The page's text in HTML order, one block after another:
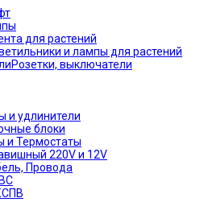
для растений
и лампы для растений
Розетки, выключатели
и удлинители
блоки
и Термостаты
220V и 12V
Провода